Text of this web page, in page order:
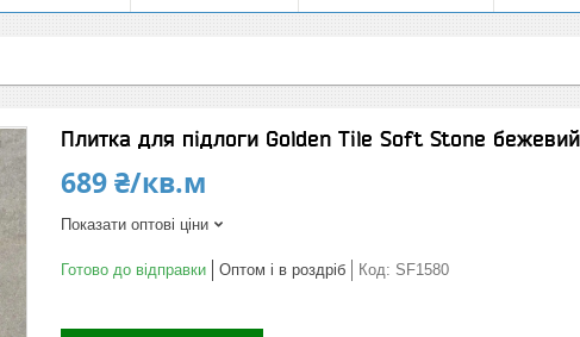
Плитка для підлоги Golden Tile Soft Stone
689 ₴/кв.м
Показати оптові ціни
Готово до відправки Оптом і в роздріб Код: SF1580